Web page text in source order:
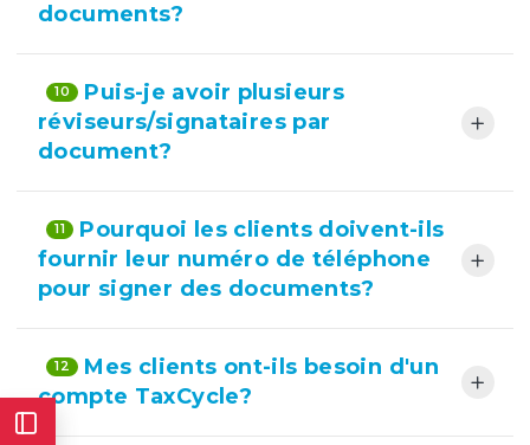
documents?
10
Puis-je avoir plusieurs
réviseurs/signataires par
document?
11
Pourquoi les clients doivent-ils
fournir leur numéro de téléphone
pour signer des documents?
12
Mes clients ont-ils besoin d'un
compte TaxCycle?